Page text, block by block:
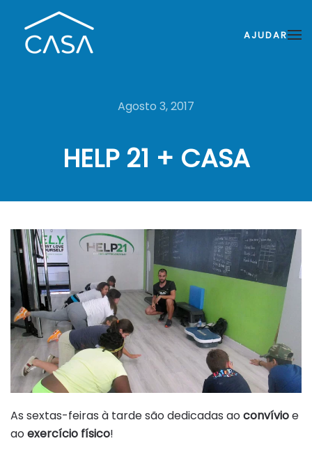
AJUDAR
Agosto 3, 2017
HELP 21 + CASA
As sextas-feiras à tarde são dedicadas ao convívioe
ao exercício físico!